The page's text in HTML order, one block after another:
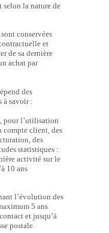
selon la nature de
conservées
et
de sa dernière
achat par
des
à savoir :
pour l’utilisation
compte client, des
des
statistiques :
activité sur le
10 ans
l’évolution des
5 ans
et jusqu’à
postale.